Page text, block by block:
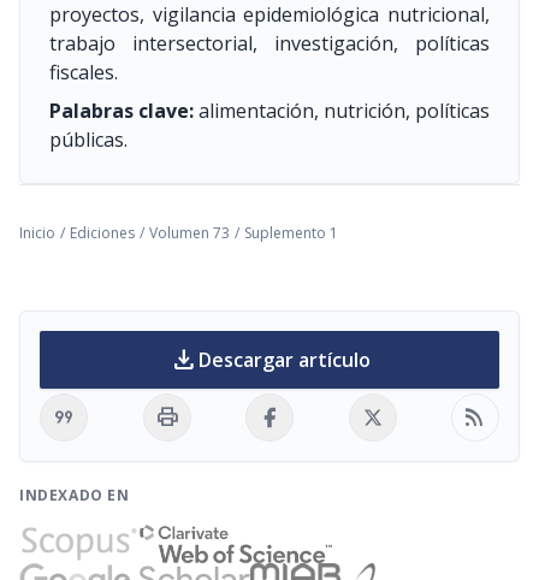
proyectos, vigilancia epidemiológica nutricional,
trabajo intersectorial, investigación, políticas
fiscales.
Palabras clave:alimentación, nutrición, políticas
públicas.
Inicio / Ediciones / Volumen 73 / Suplemento 1
download Descargar artículo
format_quote print rss_feed
INDEXADO EN